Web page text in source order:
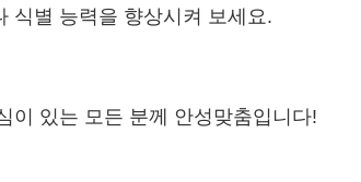
식별 능력을 향상시켜 보세요.
이 있는 모든 분께 안성맞춤입니다!